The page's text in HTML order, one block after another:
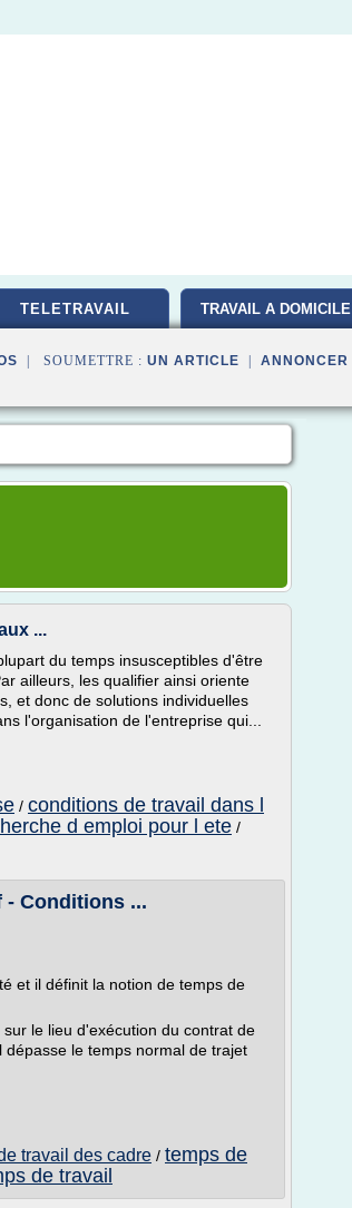
TELETRAVAIL TRAVAIL A DOMICILE
| SOUMETTRE : UN ARTICLE ANNONCER
...
du temps insusceptibles d'être
ailleurs, les qualifier ainsi oriente
et donc de solutions individuelles
l'organisation de l'entreprise qui...
/ conditions de travail dans l
d emploi pour l ete /
- Conditions ...
et il définit la notion de temps de
le lieu d'exécution du contrat de
le temps normal de trajet
travail des cadre / temps de
de travail